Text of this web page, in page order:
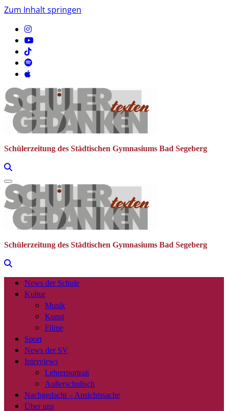
Zum Inhalt springen
Schülerzeitung des Städtischen Gymnasiums Bad Segeberg
Schülerzeitung des Städtischen Gymnasiums Bad Segeberg
News der Schule
Kultur
Musik
Kunst
Filme
Sport
News der SV
Interviews
Lehrerportrait
Außerschulisch
Nachgedacht – Ansichtssache
Über uns